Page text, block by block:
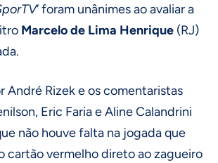
‘ foram unânimes ao avaliar a
Marcelo de Lima Henrique (RJ)
André Rizek e os comentaristas
Eric Faria e Aline Calandrini
não houve falta na jogada que
cartão vermelho direto ao zagueiro